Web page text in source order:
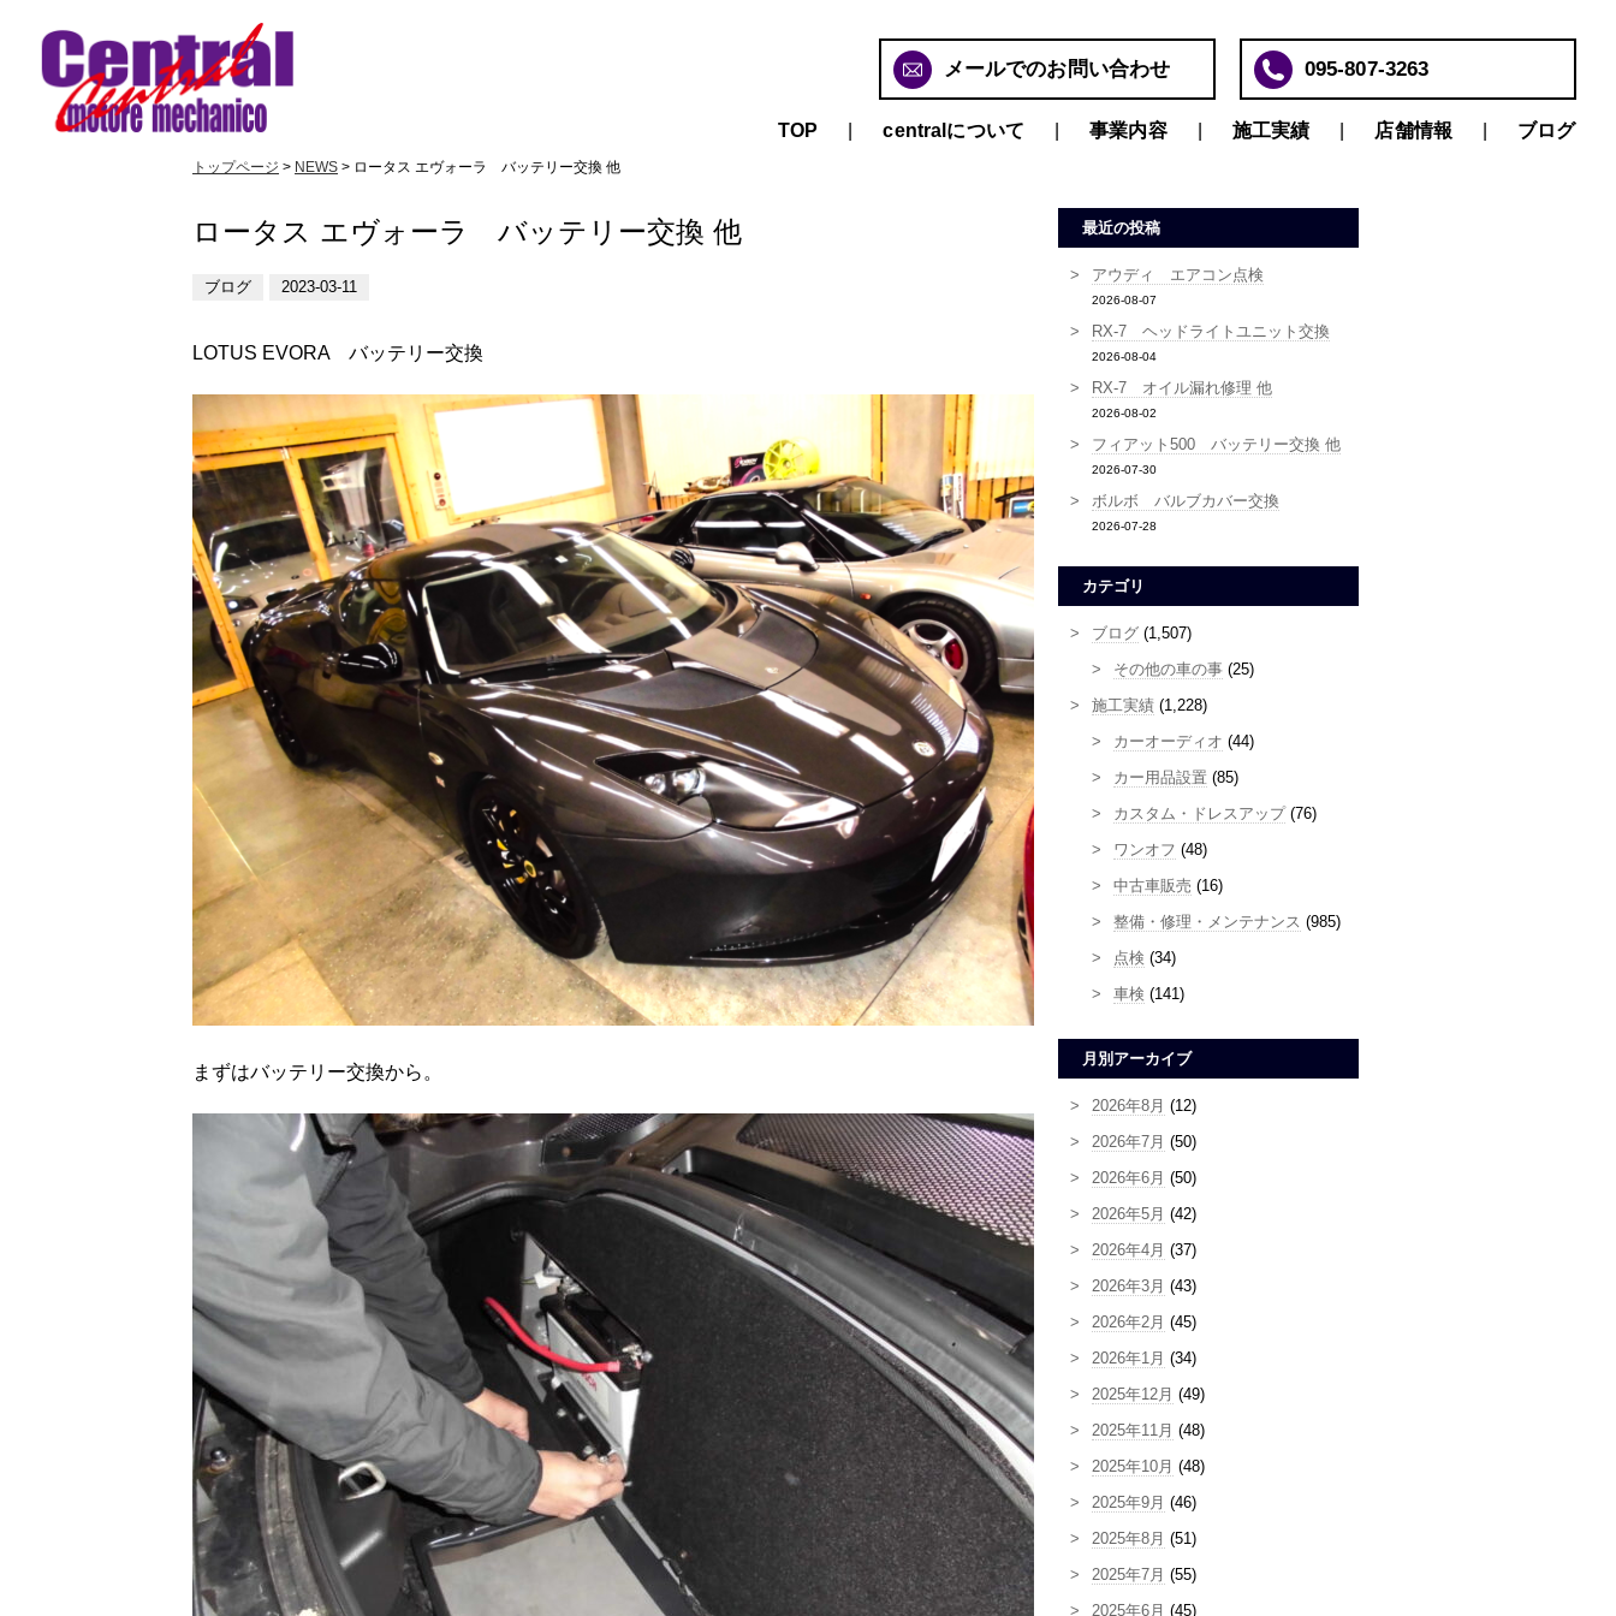
メールでのお問い合わせ 095-807-3263
TOP centralについて 事業内容 施工実績 店舗情報 ブログ
トップページ > NEWS > ロータス エヴォーラ バッテリー交換 他
ロータス エヴォーラ バッテリー交換 他
ブログ 2023-03-11
LOTUS EVORA バッテリー交換
まずはバッテリー交換から。
最近の投稿
アウディ エアコン点検
2026-08-07
RX-7 ヘッドライトユニット交換
2026-08-04
RX-7 オイル漏れ修理 他
2026-08-02
フィアット500 バッテリー交換 他
2026-07-30
ボルボ バルブカバー交換
2026-07-28
カテゴリ
ブログ (1,507)
その他の車の事 (25)
施工実績 (1,228)
カーオーディオ (44)
カー用品設置 (85)
カスタム・ドレスアップ(76)
ワンオフ (48)
中古車販売 (16)
整備・修理・メンテナンス (985)
点検 (34)
車検 (141)
月別アーカイブ
2026年8月 (12)
2026年7月 (50)
2026年6月 (50)
2026年5月 (42)
2026年4月 (37)
2026年3月 (43)
2026年2月 (45)
2026年1月 (34)
2025年12月 (49)
2025年11月 (48)
2025年10月 (48)
2025年9月 (46)
2025年8月 (51)
2025年7月 (55)
2025年6月 (45)